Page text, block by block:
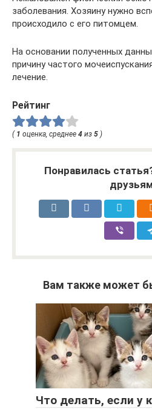
заболевания. Хозяину нужно
происходило с его питомцем.
На основании полученных
причину частого
лечение.
Рейтинг
( 1 оценка, среднее 4 из 5 )
Понравилась
Вам также может
Что делать, если у